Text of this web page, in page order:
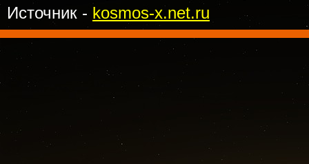
Источник - kosmos-x.net.ru